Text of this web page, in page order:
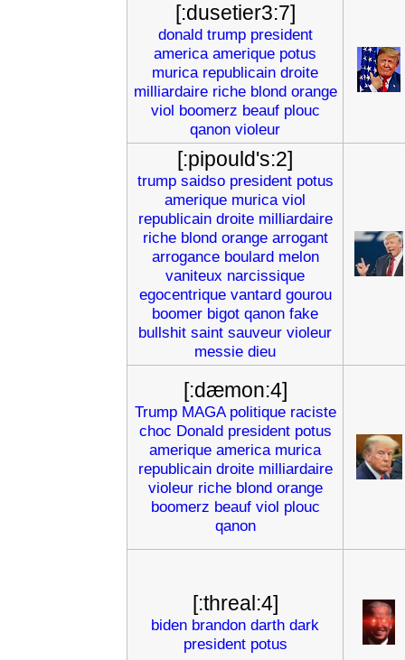
[:dusetier3:7]
donald trump president
america amerique potus
murica republicain droite
milliardaire riche blond orange
viol boomerz beauf plouc
qanon violeur
[:pipould's:2]
trump saidso president potus
amerique murica viol
republicain droite milliardaire
riche blond orange arrogant
arrogance boulard melon
vaniteux narcissique
egocentrique vantard gourou
boomer bigot qanon fake
bullshit saint sauveur violeur
messie dieu
[:dæmon:4]
Trump MAGA politique raciste
choc Donald president potus
amerique america murica
republicain droite milliardaire
violeur riche blond orange
boomerz beauf viol plouc
qanon
[:threal:4]
biden brandon darth dark
president potus